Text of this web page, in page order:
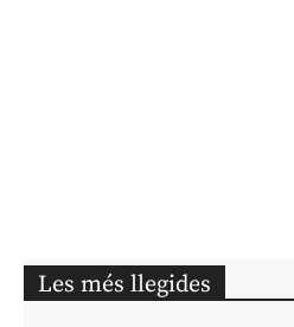
Les més llegides